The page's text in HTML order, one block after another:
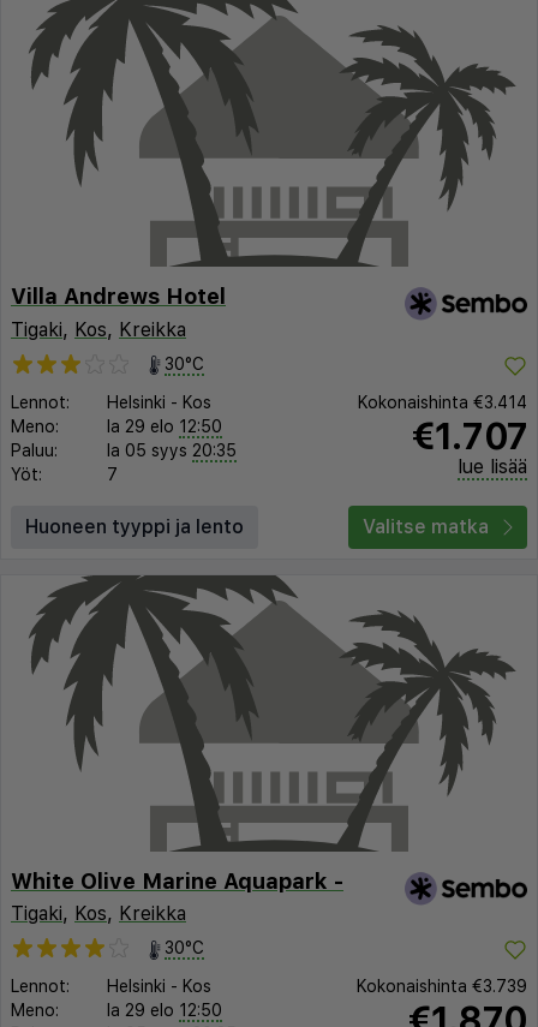
Villa Andrews Hotel
Tigaki, Kos, Kreikka
30°C
Lennot:
Helsinki - Kos
Meno:
la 29 elo 12:50
Paluu:
la 05 syys 20:35
Yöt:
7
Kokonaishinta €3.414
€1.707
lue lisää
Huoneen tyyppi ja lento Valitse matka
White Olive Marine Aquapark -
Tigaki, Kos, Kreikka
30°C
Lennot:
Helsinki - Kos
Meno:
la 29 elo 12:50
Kokonaishinta €3.739